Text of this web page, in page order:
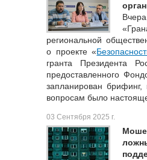
региональной
о проекте «
гранта Президента
предоставленного
запланирован
вопросам было
03 Сентября 2025 г.